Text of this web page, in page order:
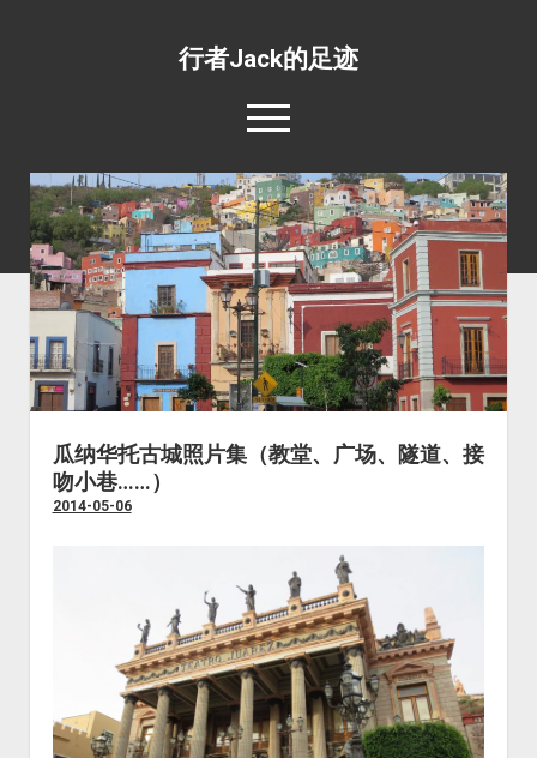
行者Jack的足迹
open
menu
139国行
专题照片
open
dropdown
menu
世界美食
野生动物
宗教场所
文化遗址
边界口岸
旅游杂文
open
dropdown
menu
环绕地球一周并不难
工薪族也可以周游世界
目的地推荐
open
dropdown
menu
四条最惊心动魄的航线
五条最具挑战性的公路
五条最值得体验的火车线路
瓜纳华托古城照片集（教堂、广场、隧道、接
吻小巷……）
2014-05-06